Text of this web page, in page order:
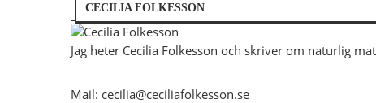
CECILIA FOLKESSON
Jag heter Cecilia Folkesson och skriver om naturlig
Mail: cecilia@ceciliafolkesson.se